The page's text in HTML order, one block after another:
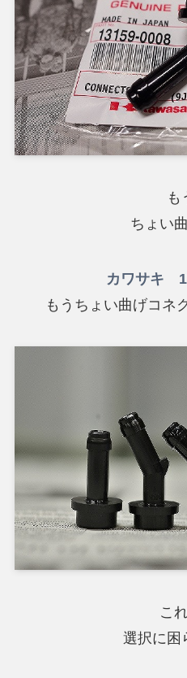
も
ちょい
カワサキ
もうちょい曲げコネ
こ
選択に困